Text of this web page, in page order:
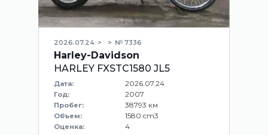
2026.07.24 № 7336
Harley-Davidson
HARLEY FXSTC1580 JL5
Дата: 2026.07.24
Год: 2007
Пробег: 38793 км
Объем: 1580 cm3
Оценка: 4